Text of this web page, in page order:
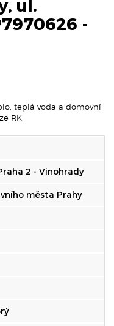
ul.
-
teplá voda a domovní
RK
2 - Vinohrady
města Prahy